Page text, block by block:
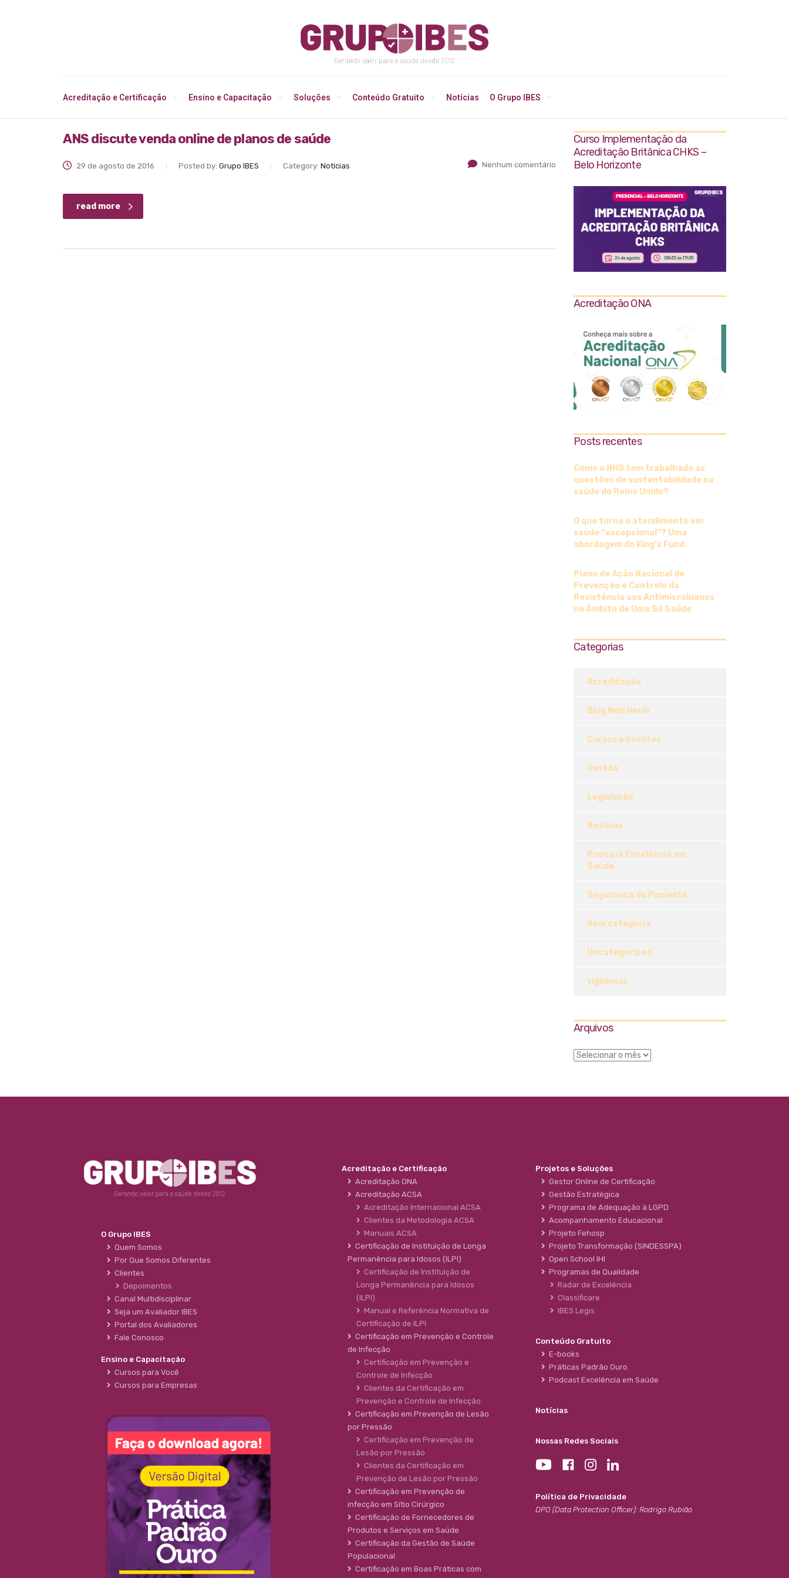
Acreditação e Certificação Ensino e Capacitação Soluções Conteúdo Gratuito Notícias O Grupo IBES
ANS discute venda online de planos de saúde
29 de agosto de 2016 Posted by: Grupo IBES Category: Notícias Nenhum comentário
read more
Curso Implementação da
Acreditação Britânica CHKS –
Belo Horizonte
Acreditação ONA
Posts recentes
Como o NHS tem trabalhado as
questões de sustentabilidade na
saúde do Reino Unido?
O que torna o atendimento em
saúde “excepcional”? Uma
abordagem do King’s Fund
Plano de Ação Nacional de
Prevenção e Controle da
Resistência aos Antimicrobianos
no Âmbito de Uma Só Saúde
Categorias
Acreditação
Blog Meu Herói
Cursos e Eventos
Gestão
Legislação
Notícias
Podcast Excelência em
Saúde
Segurança do Paciente
Sem categoria
Uncategorized
vigilância
Arquivos
O Grupo IBES
Quem Somos
Por Que Somos Diferentes
Clientes
Depoimentos
Canal Multidisciplinar
Seja um Avaliador IBES
Portal dos Avaliadores
Fale Conosco
Ensino e Capacitação
Cursos para Você
Cursos para Empresas
Acreditação e Certificação
Acreditação ONA
Acreditação ACSA
Acreditação Internacional ACSA
Clientes da Metodologia ACSA
Manuais ACSA
Certificação de Instituição de Longa
Permanência para Idosos (ILPI)
Certificação de Instituição de
Longa Permanência para Idosos
(ILPI)
Manual e Referência Normativa de
Certificação de ILPI
Certificação em Prevenção e Controle
de Infecção
Certificação em Prevenção e
Controle de Infecção
Clientes da Certificação em
Prevenção e Controle de Infecção
Certificação em Prevenção de Lesão
por Pressão
Certificação em Prevenção de
Lesão por Pressão
Clientes da Certificação em
Prevenção de Lesão por Pressão
Certificação em Prevenção de
infecção em Sítio Cirúrgico
Certificação de Fornecedores de
Produtos e Serviços em Saúde
Certificação da Gestão de Saúde
Populacional
Certificação em Boas Práticas com
Projetos e Soluções
Gestor Online de Certificação
Gestão Estratégica
Programa de Adequação à LGPD
Acompanhamento Educacional
Projeto Fehosp
Projeto Transformação (SINDESSPA)
Open School IHI
Programas de Qualidade
Radar de Excelência
Classificare
IBES Legis
Conteúdo Gratuito
E-books
Práticas Padrão Ouro
Podcast Excelência em Saúde
Notícias
Nossas Redes Sociais
Política de Privacidade
DPO (Data Protection Officer): Rodrigo Rubião